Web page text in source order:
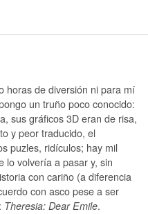
horas de diversión ni para mí
un truño poco conocido:
sus gráficos 3D eran de risa,
y peor traducido, el
puzles, ridículos; hay mil
lo volvería a pasar y, sin
con cariño (a diferencia
con asco pese a ser
Theresia: Dear Emile.